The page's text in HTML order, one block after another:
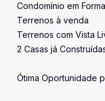
Condomínio em
Terrenos à venda
Terrenos com Vista
2 Casas já
Ótima Oportunidade